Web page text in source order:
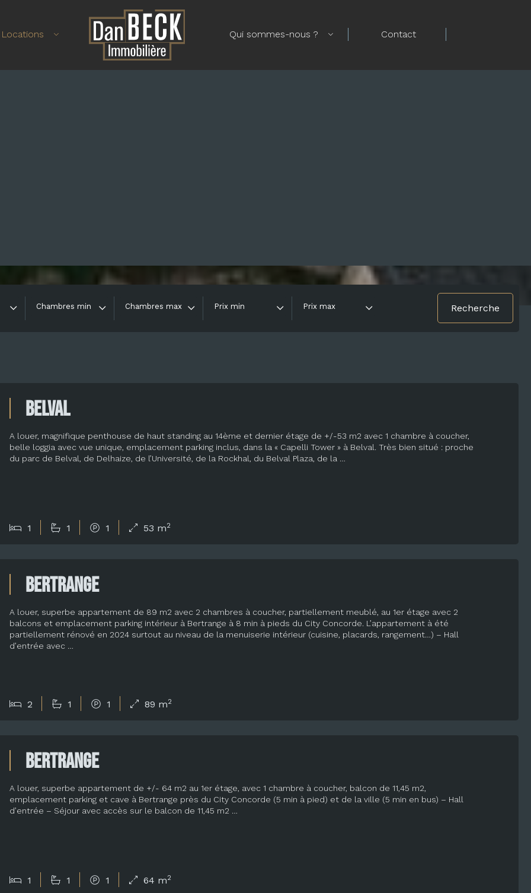
Locations Qui sommes-nous ? Contact
Chambres min Chambres max Prix min Prix max
Belval
A louer, magnifique penthouse de haut standing au 14ème et dernier étage de +/-53 m2 avec 1 chambre à coucher,
belle loggia avec vue unique, emplacement parking inclus, dans la « Capelli Tower » à Belval. Très bien situé : proche
du parc de Belval, de Delhaize, de l’Université, de la Rockhal, du Belval Plaza, de la …
1 1 1 53 m2
Bertrange
A louer, superbe appartement de 89 m2 avec 2 chambres à coucher, partiellement meublé, au 1er étage avec 2
balcons et emplacement parking intérieur à Bertrange à 8 min à pieds du City Concorde. L’appartement à été
partiellement rénové en 2024 surtout au niveau de la menuiserie intérieur (cuisine, placards, rangement…) – Hall
d’entrée avec …
2 1 1 89 m2
Bertrange
A louer, superbe appartement de +/- 64 m2 au 1er étage, avec 1 chambre à coucher, balcon de 11,45 m2,
emplacement parking et cave à Bertrange près du City Concorde (5 min à pied) et de la ville (5 min en bus) – Hall
d’entrée – Séjour avec accès sur le balcon de 11,45 m2 …
1 1 1 64 m2